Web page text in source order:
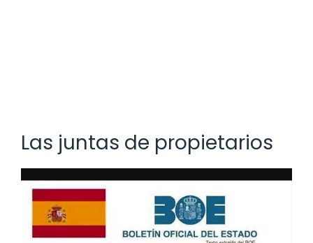
Las juntas de propietarios